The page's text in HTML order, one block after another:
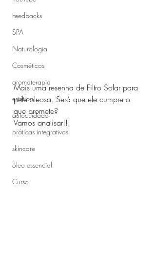
Feedbacks
SPA
Naturologia
Cosméticos
aromaterapia
estética
autocuidado
práticas integrativas
skincare
óleo essencial
Curso
Mais uma resenha de Filtro Solar para
pele oleosa. Será que ele cumpre o
que promete?
Vamos analisar!!!